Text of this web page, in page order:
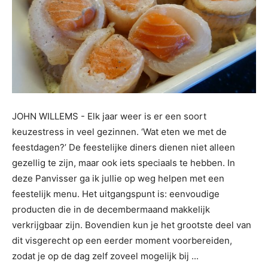
JOHN WILLEMS - Elk jaar weer is er een soort
keuzestress in veel gezinnen. ‘Wat eten we met de
feestdagen?’ De feestelijke diners dienen niet alleen
gezellig te zijn, maar ook iets speciaals te hebben. In
deze Panvisser ga ik jullie op weg helpen met een
feestelijk menu. Het uitgangspunt is: eenvoudige
producten die in de decembermaand makkelijk
verkrijgbaar zijn. Bovendien kun je het grootste deel van
dit visgerecht op een eerder moment voorbereiden,
zodat je op de dag zelf zoveel mogelijk bij ...